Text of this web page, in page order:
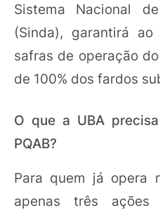
Sistema Nacional
(Sinda), garantirá
safras de operação
de 100% dos fardos
O que a UBA
PQAB?
Para quem já opera
apenas três ações